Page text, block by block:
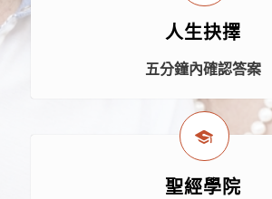
人生抉擇
五分鐘內確認答案
聖經學院